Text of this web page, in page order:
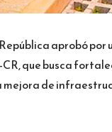
aprobó
que busca
de